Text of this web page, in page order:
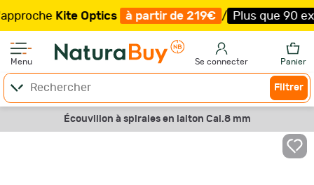
Kite Optics à partir de 219€ / Plus que 90
Menu Se connecter Panier
Filtrer
Écouvillon à spirales en laiton Cal.8 mm